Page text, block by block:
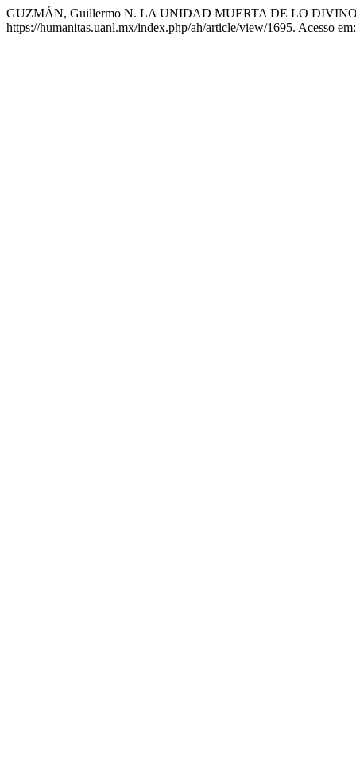
GUZMÁN, Guillermo N. LA UNIDAD MUERTA DE LO
https://humanitas.uanl.mx/index.php/ah/article/view/1695. Acesso